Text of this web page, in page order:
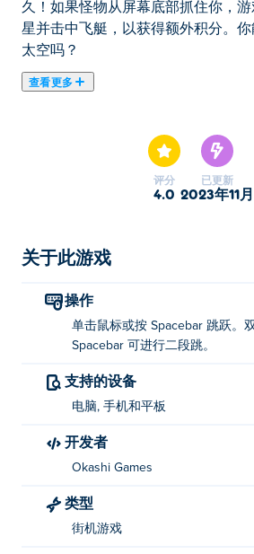
久！如果怪物从屏幕底部抓住你，
星并击中飞艇，以获得额外积分。
太空吗？
查看更多
台。您还可以进行墙跳和二段跳以
会旋转，因此您必须选择最佳的跳下
久！如果怪物从屏幕底部抓住你，
如何玩滚跳？
使用鼠标或空格键跳跃！
双击或按空格键两次即可进
谁创造了滚动跳跃？
游戏 Poki (宝玩):
如何免费玩 Rolling Jump？
您可以在 Poki 免费玩 Rolling Jump。
评分
4.0
已更新
2023年11月
关于此游戏
操作
单击鼠标或按 Spacebar 跳跃。
Spacebar 可进行二段跳。
支持的设备
电脑, 手机和平板
开发者
Okashi Games
类型
街机游戏